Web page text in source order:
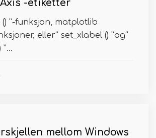
-etiketter
() ”-funksjon, matplotlib
eller“ set_xlabel () ”og“
mellom Windows